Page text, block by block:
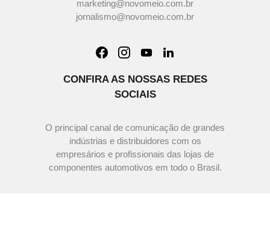
marketing@novomeio.com.br
jornalismo@novomeio.com.br
CONFIRA AS NOSSAS REDES
SOCIAIS
O principal canal de comunicação de grandes
indústrias e distribuidores com os
empresários e profissionais das lojas de
componentes automotivos em todo o Brasil.